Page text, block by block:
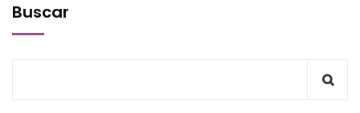
Buscar